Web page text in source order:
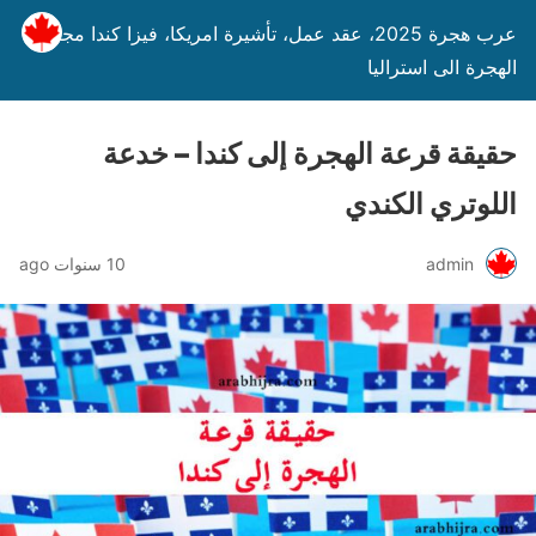
عرب هجرة 2025، عقد عمل، تأشيرة امريكا، فيزا كندا مجانا،
الهجرة الى استراليا
حقيقة قرعة الهجرة إلى كندا – خدعة
اللوتري الكندي
admin 10 سنوات ago